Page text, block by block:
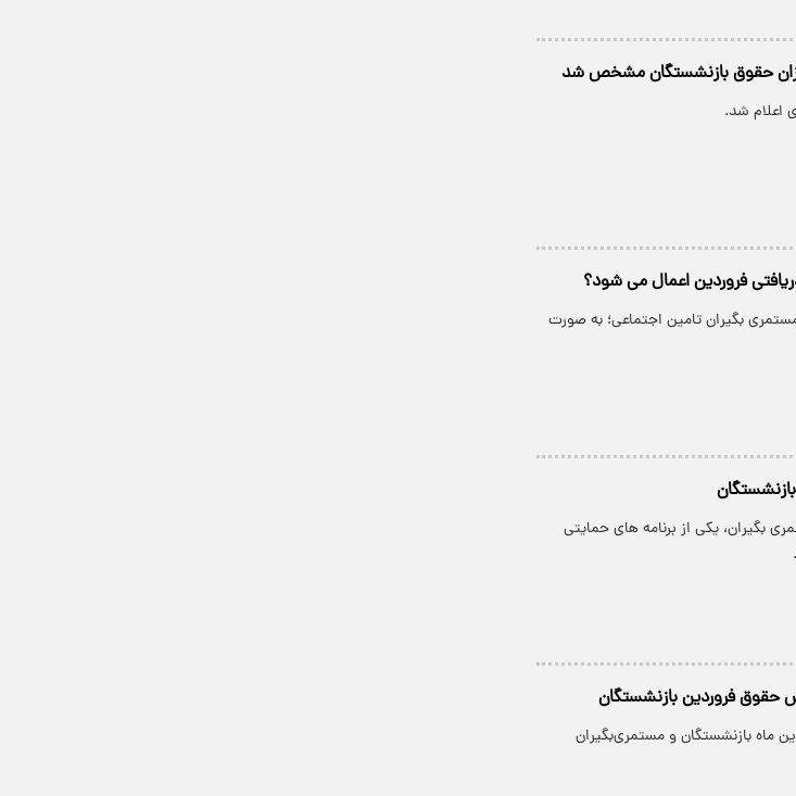
حقوق بازنشستگان مشخص شد
اعلام شد.
۱۴۰۵ بازنشستگان و مستمری بگیران تامین اجتماعی؛ به صورت
بگیران، یکی از برنامه های حمایتی
حقوق فروردین بازنشستگان
ماه بازنشستگان و مستمری‌بگیران